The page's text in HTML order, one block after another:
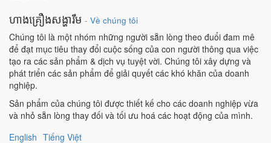
ហាងគ្រឿងសង្ហារឹម - Về chúng tôi
Chúng tôi là một nhóm những người sẵn lòng theo đuổi đam mê
để đạt mục tiêu thay đổi cuộc sống của con người thông qua việc
tạo ra các sản phẩm & dịch vụ tuyệt vời. Chúng tôi xây dựng và
phát triển các sản phẩm để giải quyết các khó khăn của doanh
nghiệp.
Sản phẩm của chúng tôi được thiết kế cho các doanh nghiệp vừa
và nhỏ sẵn lòng thay đối và tối ưu hoá các hoạt động của mình.
English Tiếng Việt